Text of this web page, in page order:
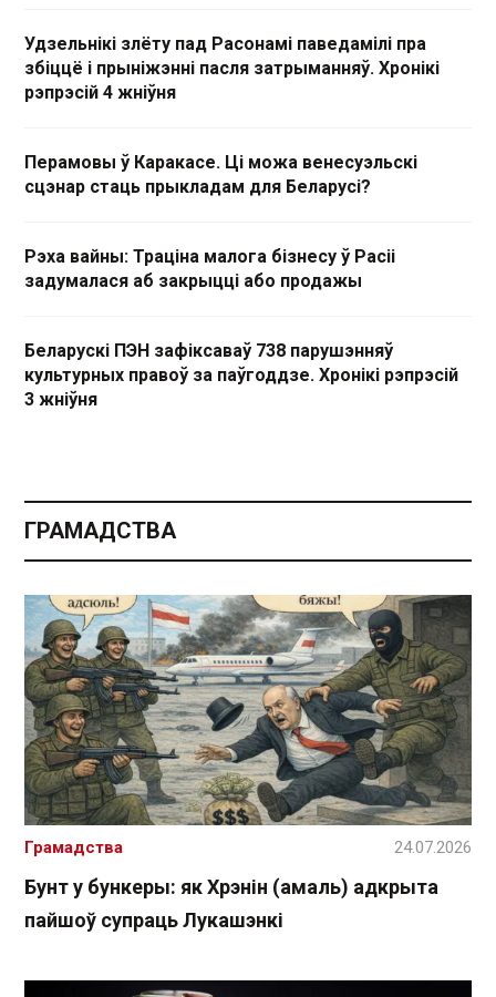
Удзельнікі злёту пад Расонамі паведамілі пра
збіццё і прыніжэнні пасля затрыманняў. Хронікі
рэпрэсій 4 жніўня
Перамовы ў Каракасе. Ці можа венесуэльскі
сцэнар стаць прыкладам для Беларусі?
Рэха вайны: Траціна малога бізнесу ў Расіі
задумалася аб закрыцці або продажы
Беларускі ПЭН зафіксаваў 738 парушэнняў
культурных правоў за паўгоддзе. Хронікі рэпрэсій
3 жніўня
ГРАМАДСТВА
Бунт у бункеры: як Хрэнін (амаль) адкрыта
пайшоў супраць Лукашэнкі
Грамадства 24.07.2026